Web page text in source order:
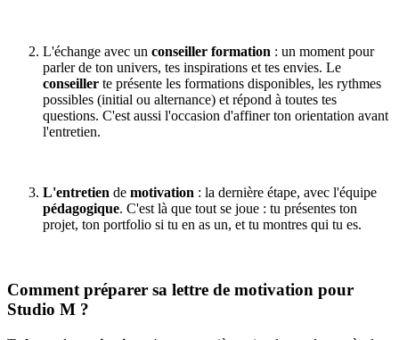
L'échange avec un conseiller formation : un moment pour
parler de ton univers, tes inspirations et tes envies. Le
conseiller te présente les formations disponibles, les rythmes
possibles (initial ou alternance) et répond à toutes tes
questions. C'est aussi l'occasion d'affiner ton orientation avant
l'entretien.
L'entretien de motivation : la dernière étape, avec l'équipe
pédagogique. C'est là que tout se joue : tu présentes ton
projet, ton portfolio si tu en as un, et tu montres qui tu es.
Comment préparer sa lettre de motivation pour
Studio M ?